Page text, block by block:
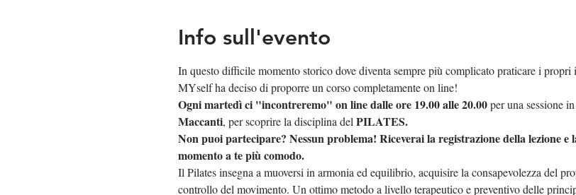
Info sull'evento
In questo difficile momento storico dove diventa sempre più complicato praticare i
MYself ha deciso di proporre un corso completamente on line!
Ogni martedì ci "incontreremo" on line dalle ore 19.00 alle 20.00 per una sessione
Maccanti, per scoprire la disciplina del PILATES.
Non puoi partecipare? Nessun problema! Riceverai la registrazione della lezione e
momento a te più comodo.
Il Pilates insegna a muoversi in armonia ed equilibrio, acquisire la consapevolezza del
controllo del movimento. Un ottimo metodo a livello terapeutico e preventivo delle